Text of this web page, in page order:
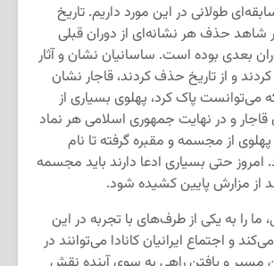
طولانی در این مورد داریم. تاریخ
شاهد حذف هر نشانه‌ای از دوران قبلی
بعدی بوده است. ساسانیان نشان و آثار
کردند و از تاریخ حذف کردند، قاجار نشان
می‌توانست پاک کرد، پهلوی بسیاری از
و در نهایت جمهوری اسلامی هر نماد
از مجسمه و مقبره گرفته تا نام
امروز حتی بسیاری ادعا دارند باید مجسمه
از مزارش پایین کشیده شود.
ما را به یکی از طرف‌های با تجربه در این
و اجتماع ایرانیان کانادا می‌توانند در